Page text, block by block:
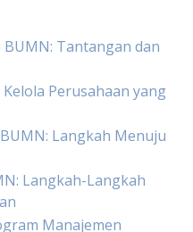
Tantangan dan
Perusahaan yang
Langkah Menuju
Langkah-Langkah
Manajemen